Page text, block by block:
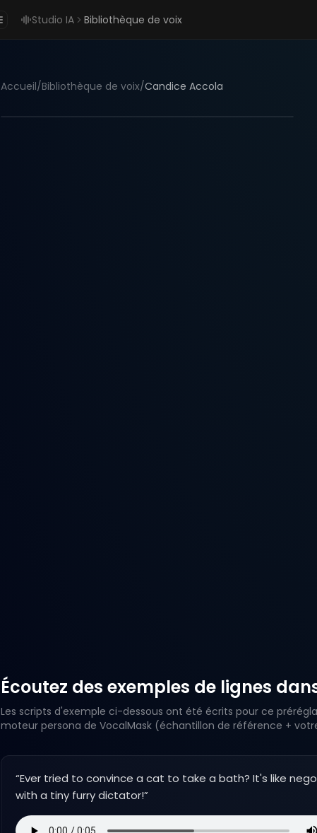
Studio IA Bibliothèque de voix
Accueil/Bibliothèque de voix/Candice Accola
Écoutez des exemples de lignes
Les scripts d'exemple ci-dessous ont été écrits pour ce
moteur persona de VocalMask (échantillon de référence +
“Ever tried to convince a cat to take a bath? It's like
with a tiny furry dictator!”